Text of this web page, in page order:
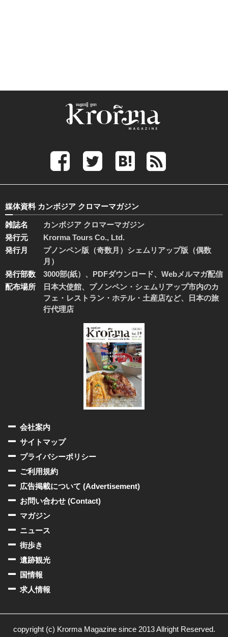
媒体資料 カンボジア クロマーマガジン
雑誌名
カンボジア クロマーマガジン
発行元
Krorma Tours Co., Ltd.
発行月
プノンペン版（奇数月）シェムリアップ版（偶数
月）
発行部数
3000部(紙）、PDFダウンロード、Webメルマガ配信
配布場所
日本大使館、プノンペン・シェムリアップ市内のカ
フェ・レストラン・ホテル・土産店など、日本の旅
行代理店
会社案内
サイトマップ
プライバシーポリシー
ご利用規約
広告掲載について (Advertisement)
お問い合わせ (Contact)
マガジン
ニュース
街歩き
遺跡観光
国情報
求人情報
copyright (c) Krorma Magazine since 2013 Allright Reserved.